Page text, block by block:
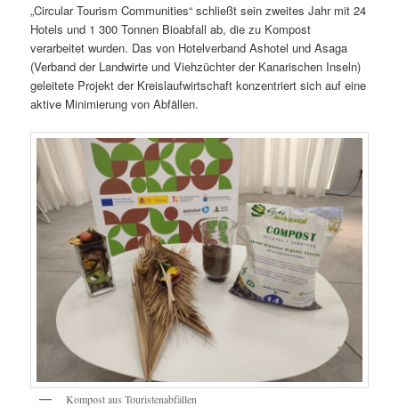
„Circular Tourism Communities“ schließt sein zweites Jahr mit 24
Hotels und 1 300 Tonnen Bioabfall ab, die zu Kompost
verarbeitet wurden. Das von Hotelverband Ashotel und Asaga
(Verband der Landwirte und Viehzüchter der Kanarischen Inseln)
geleitete Projekt der Kreislaufwirtschaft konzentriert sich auf eine
aktive Minimierung von Abfällen.
Kompost aus Touristenabfällen